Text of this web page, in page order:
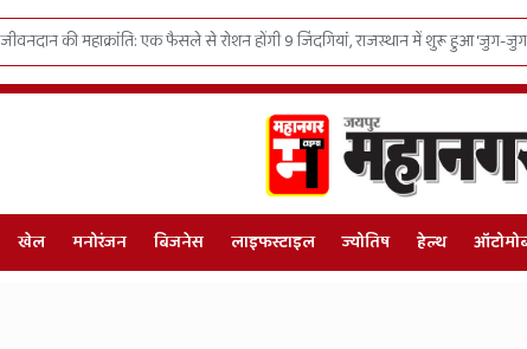
काशी की पवित्र रज से महका राजस्थान: 1138 मंडलों और गांवों में पहुंचेगा संत रविदास जी
खेल मनोरंजन बिजनेस लाइफस्टाइल ज्योतिष हेल्थ